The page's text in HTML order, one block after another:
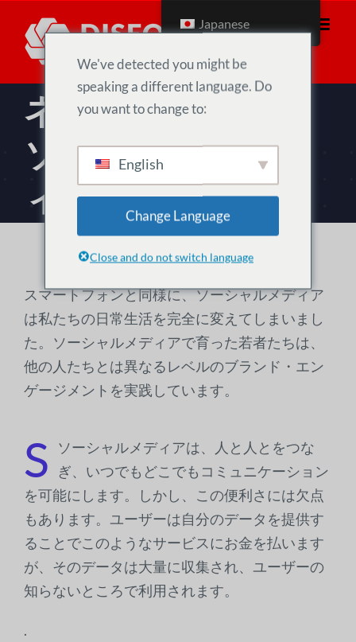
ン
ネクストレベル・
ソーシャル・メデ
ィア
スマートフォンと同様に、ソーシャルメディア
は私たちの日常生活を完全に変えてしまいまし
た。ソーシャルメディアで育った若者たちは、
他の人たちとは異なるレベルのブランド・エン
ゲージメントを実践しています。
S
ソーシャルメディアは、人と人とをつな
ぎ、いつでもどこでもコミュニケーション
を可能にします。しかし、この便利さには欠点
もあります。ユーザーは自分のデータを提供す
ることでこのようなサービスにお金を払います
が、そのデータは大量に収集され、ユーザーの
知らないところで利用されます。
.
Japanese
We've detected you might be
speaking a different language. Do
you want to change to:
English
Change Language
Close and do not switch language